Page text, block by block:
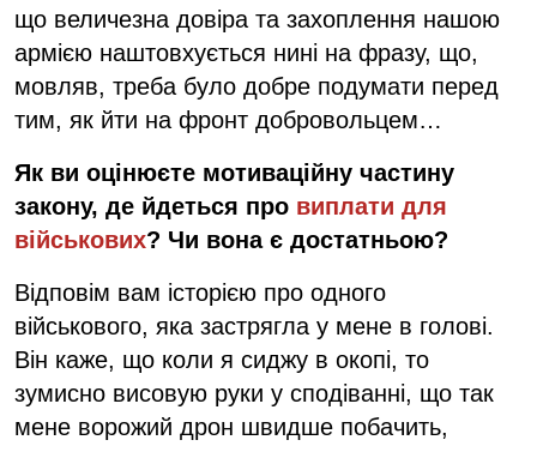
що величезна довіра та захоплення нашою
армією наштовхується нині на фразу, що,
мовляв, треба було добре подумати перед
тим, як йти на фронт добровольцем…
Як ви оцінюєте мотиваційну частину
закону, де йдеться про виплати для
військових? Чи вона є достатньою?
Відповім вам історією про одного
військового, яка застрягла у мене в голові.
Він каже, що коли я сиджу в окопі, то
зумисно висовую руки у сподіванні, що так
мене ворожий дрон швидше побачить,